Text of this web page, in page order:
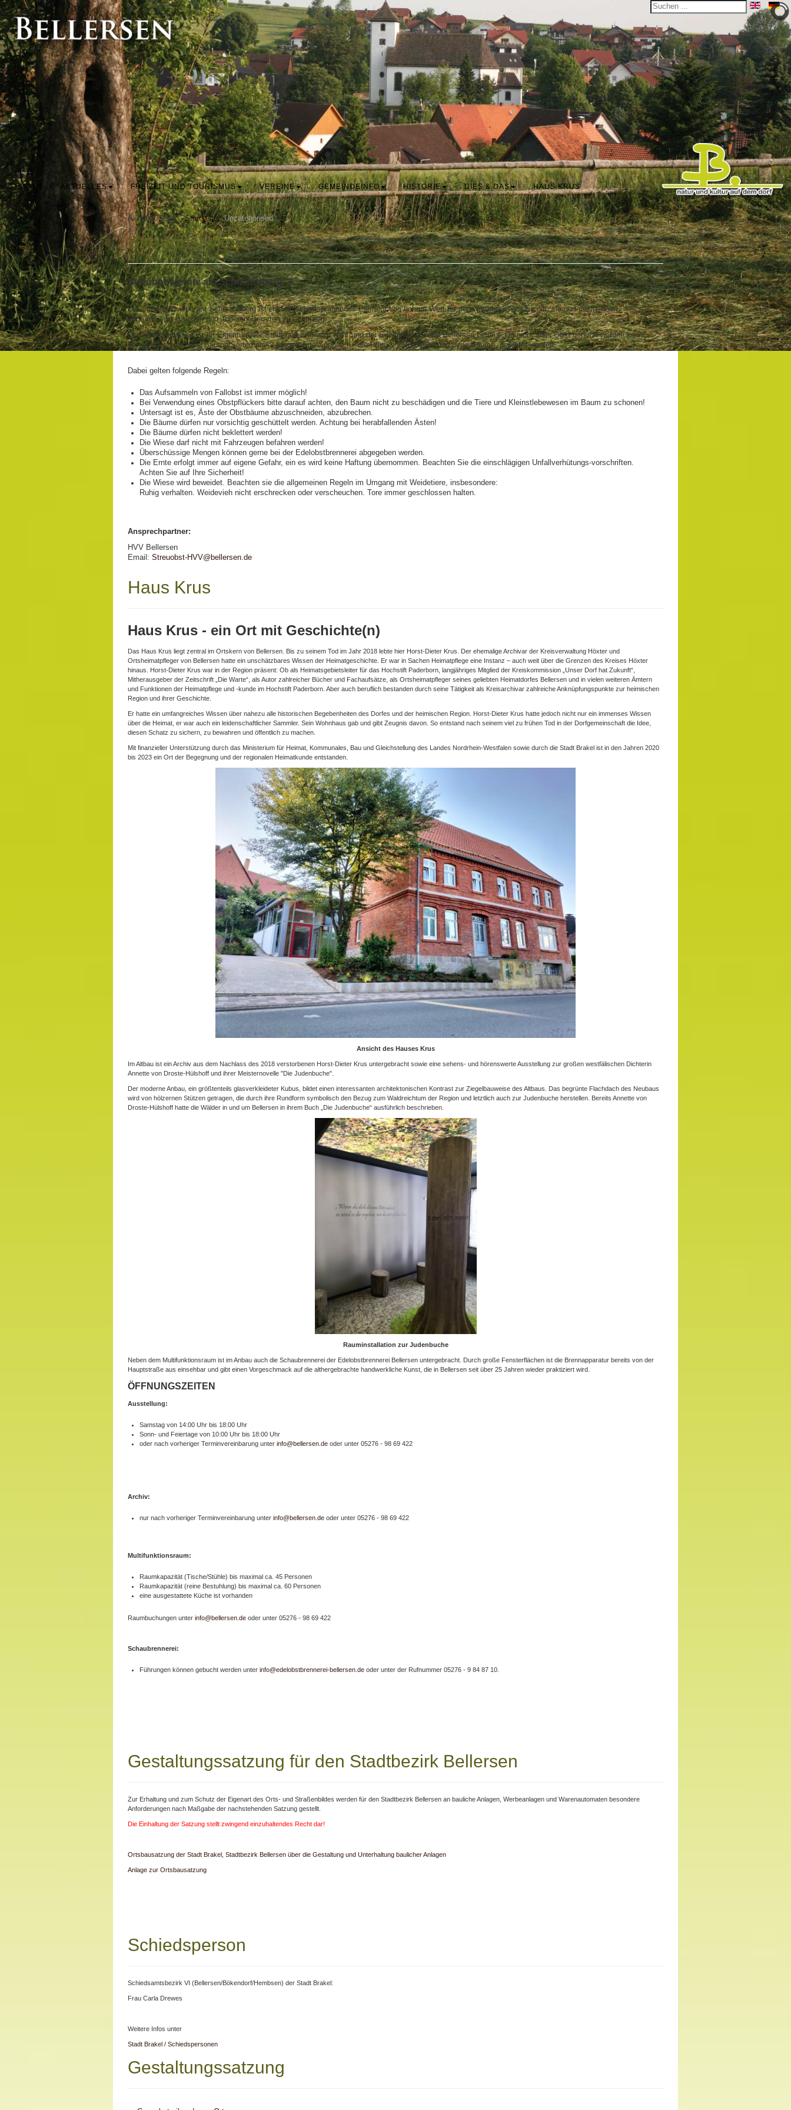
START AKTUELLES FREIZEIT UND TOURISMUS VEREINE GEMEINDEINFO HISTORIE DIES & DAS HAUS KRUS
Aktuelle Seite: Startseite | Uncategorised
Streuobstwiese
Streubobsternte am Schmandberg
Die Streuobstwiese am Schmandberg ist ein landschaftsprägendes Element von hohem Wert für den Naturhaushalt. Es gilt, sie und die in ihnen
vorkommenden Vogel- und anderen Tierarten zu schützen.
Die Streuobstwiese ist im Eigentum der Stadt und wird vom HVV und der Edelobstbrennerei Bellersen betreut. Da nicht alles Obst genutzt werden kann,
können auch einzelne Bäume/Sorten privat, gegen eine Spende für die Pflege, Werkzeuge und neue Bäume, geerntet werden.
Dabei gelten folgende Regeln:
Das Aufsammeln von Fallobst ist immer möglich!
Bei Verwendung eines Obstpflückers bitte darauf achten, den Baum nicht zu beschädigen und die Tiere und Kleinstlebewesen im Baum zu schonen!
Untersagt ist es, Äste der Obstbäume abzuschneiden, abzubrechen.
Die Bäume dürfen nur vorsichtig geschüttelt werden. Achtung bei herabfallenden Ästen!
Die Bäume dürfen nicht beklettert werden!
Die Wiese darf nicht mit Fahrzeugen befahren werden!
Überschüssige Mengen können gerne bei der Edelobstbrennerei abgegeben werden.
Die Ernte erfolgt immer auf eigene Gefahr, ein es wird keine Haftung übernommen. Beachten Sie die einschlägigen Unfallverhütungs-vorschriften.
Achten Sie auf Ihre Sicherheit!
Die Wiese wird beweidet. Beachten sie die allgemeinen Regeln im Umgang mit Weidetiere, insbesondere:
Ruhig verhalten. Weidevieh nicht erschrecken oder verscheuchen. Tore immer geschlossen halten.
Ansprechpartner:
HVV Bellersen
Email: Streuobst-HVV@bellersen.de
Haus Krus
Haus Krus - ein Ort mit Geschichte(n)
Das Haus Krus liegt zentral im Ortskern von Bellersen. Bis zu seinem Tod im Jahr 2018 lebte hier Horst-Dieter Krus. Der ehemalige Archivar der Kreisverwaltung Höxter und
Ortsheimatpfleger von Bellersen hatte ein unschätzbares Wissen der Heimatgeschichte. Er war in Sachen Heimatpflege eine Instanz – auch weit über die Grenzen des Kreises Höxter
hinaus. Horst-Dieter Krus war in der Region präsent: Ob als Heimatsgebietsleiter für das Hochstift Paderborn, langjähriges Mitglied der Kreiskommission „Unser Dorf hat Zukunft“,
Mitherausgeber der Zeitschrift „Die Warte“, als Autor zahlreicher Bücher und Fachaufsätze, als Ortsheimatpfleger seines geliebten Heimatdorfes Bellersen und in vielen weiteren Ämtern
und Funktionen der Heimatpflege und -kunde im Hochstift Paderborn. Aber auch beruflich bestanden durch seine Tätigkeit als Kreisarchivar zahlreiche Anknüpfungspunkte zur heimischen
Region und ihrer Geschichte.
Er hatte ein umfangreiches Wissen über nahezu alle historischen Begebenheiten des Dorfes und der heimischen Region. Horst-Dieter Krus hatte jedoch nicht nur ein immenses Wissen
über die Heimat, er war auch ein leidenschaftlicher Sammler. Sein Wohnhaus gab und gibt Zeugnis davon. So entstand nach seinem viel zu frühen Tod in der Dorfgemeinschaft die Idee,
diesen Schatz zu sichern, zu bewahren und öffentlich zu machen.
Mit finanzieller Unterstützung durch das Ministerium für Heimat, Kommunales, Bau und Gleichstellung des Landes Nordrhein-Westfalen sowie durch die Stadt Brakel ist in den Jahren 2020
bis 2023 ein Ort der Begegnung und der regionalen Heimatkunde entstanden.
Ansicht des Hauses Krus
Im Altbau ist ein Archiv aus dem Nachlass des 2018 verstorbenen Horst-Dieter Krus untergebracht sowie eine sehens- und hörenswerte Ausstellung zur großen westfälischen Dichterin
Annette von Droste-Hülshoff und ihrer Meisternovelle "Die Judenbuche".
Der moderne Anbau, ein größtenteils glasverkleideter Kubus, bildet einen interessanten architektonischen Kontrast zur Ziegelbauweise des Altbaus. Das begrünte Flachdach des Neubaus
wird von hölzernen Stützen getragen, die durch ihre Rundform symbolisch den Bezug zum Waldreichtum der Region und letztlich auch zur Judenbuche herstellen. Bereits Annette von
Droste-Hülshoff hatte die Wälder in und um Bellersen in ihrem Buch „Die Judenbuche“ ausführlich beschrieben.
Rauminstallation zur Judenbuche
Neben dem Multifunktionsraum ist im Anbau auch die Schaubrennerei der Edelobstbrennerei Bellersen untergebracht. Durch große Fensterflächen ist die Brennapparatur bereits von der
Hauptstraße aus einsehbar und gibt einen Vorgeschmack auf die althergebrachte handwerkliche Kunst, die in Bellersen seit über 25 Jahren wieder praktiziert wird.
ÖFFNUNGSZEITEN
Ausstellung:
Samstag von 14:00 Uhr bis 18:00 Uhr
Sonn- und Feiertage von 10:00 Uhr bis 18:00 Uhr
oder nach vorheriger Terminvereinbarung unter info@bellersen.de oder unter 05276 - 98 69 422
Archiv:
nur nach vorheriger Terminvereinbarung unter info@bellersen.de oder unter 05276 - 98 69 422
Multifunktionsraum:
Raumkapazität (Tische/Stühle) bis maximal ca. 45 Personen
Raumkapazität (reine Bestuhlung) bis maximal ca. 60 Personen
eine ausgestattete Küche ist vorhanden
Raumbuchungen unter info@bellersen.de oder unter 05276 - 98 69 422
Schaubrennerei:
Führungen können gebucht werden unter info@edelobstbrennerei-bellersen.de oder unter der Rufnummer 05276 - 9 84 87 10.
Gestaltungssatzung für den Stadtbezirk Bellersen
Zur Erhaltung und zum Schutz der Eigenart des Orts- und Straßenbildes werden für den Stadtbezirk Bellersen an bauliche Anlagen, Werbeanlagen und Warenautomaten besondere
Anforderungen nach Maßgabe der nachstehenden Satzung gestellt.
Die Einhaltung der Satzung stellt zwingend einzuhaltendes Recht dar!
Ortsbausatzung der Stadt Brakel, Stadtbezirk Bellersen über die Gestaltung und Unterhaltung baulicher Anlagen
Anlage zur Ortsbausatzung
Schiedsperson
Schiedsamtsbezirk VI (Bellersen/Bökendorf/Hembsen) der Stadt Brakel:
Frau Carla Drewes
Weitere Infos unter
Stadt Brakel / Schiedspersonen
Gestaltungssatzung